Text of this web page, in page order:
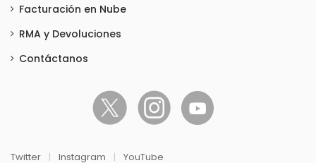
Facturación en Nube
RMA y Devoluciones
Contáctanos
Twitter | Instagram | YouTube